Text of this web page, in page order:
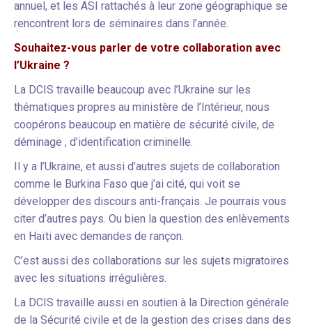
annuel, et les ASI rattachés à leur zone géographique se
rencontrent lors de séminaires dans l’année.
Souhaitez-vous parler de votre collaboration avec
l’Ukraine ?
La DCIS travaille beaucoup avec l’Ukraine sur les
thématiques propres au ministère de l’Intérieur, nous
coopérons beaucoup en matière de sécurité civile, de
déminage , d’identification criminelle.
Il y a l’Ukraine, et aussi d’autres sujets de collaboration
comme le Burkina Faso que j’ai cité, qui voit se
développer des discours anti-français. Je pourrais vous
citer d’autres pays. Ou bien la question des enlèvements
en Haïti avec demandes de rançon.
C’est aussi des collaborations sur les sujets migratoires
avec les situations irrégulières.
La DCIS travaille aussi en soutien à la Direction générale
de la Sécurité civile et de la gestion des crises dans des